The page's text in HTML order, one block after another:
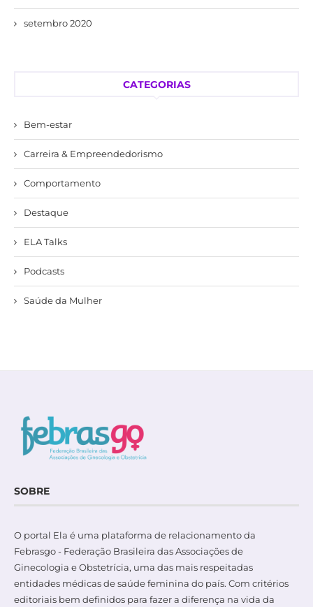
setembro 2020
CATEGORIAS
Bem-estar
Carreira & Empreendedorismo
Comportamento
Destaque
ELA Talks
Podcasts
Saúde da Mulher
SOBRE
O portal Ela é uma plataforma de relacionamento da
Febrasgo - Federação Brasileira das Associações de
Ginecologia e Obstetrícia, uma das mais respeitadas
entidades médicas de saúde feminina do país. Com critérios
editoriais bem definidos para fazer a diferença na vida da